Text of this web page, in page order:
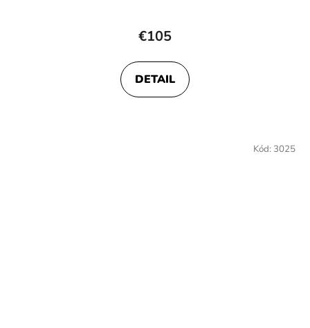
€105
DETAIL
Kód: 3025